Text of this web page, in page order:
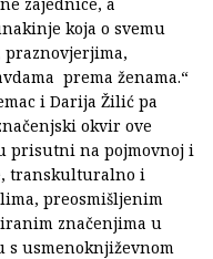
koja o svemu
praznovjerjima,
prema ženama.“
i Darija Žilić pa
okvir ove
prisutni na pojmovnoj i
transkulturalno i
preosmišljenim
značenjima u
s usmenoknjiževnom